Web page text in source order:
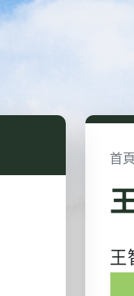
首頁
王